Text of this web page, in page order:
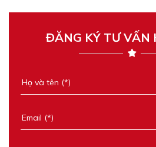
ĐĂNG KÝ TƯ VẤN